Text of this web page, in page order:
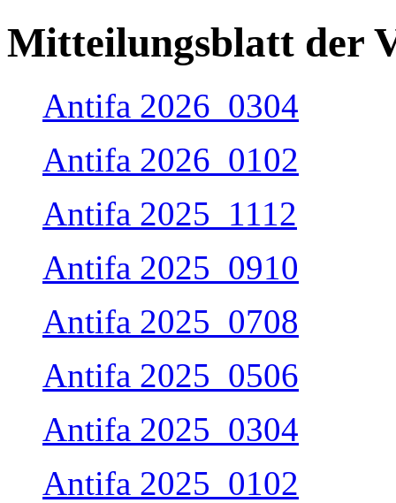
Mitteilungsblatt der
Antifa 2026_0304
Antifa 2026_0102
Antifa 2025_1112
Antifa 2025_0910
Antifa 2025_0708
Antifa 2025_0506
Antifa 2025_0304
Antifa 2025_0102